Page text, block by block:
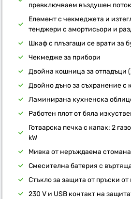
превключваем въздушен
Елемент с чекмеджета и
тенджери с амортисьори и
Шкаф с плъзгащи се врати за
Чекмедже за прибори
Двойна кошница за отпадъци
Двойно дъно за съхранение с
Ламинирана кухненска
Работен плот от бяла
Готварска печка с капак: 2
kW
Мивка от неръждаема
Смесителна батерия с
Стъкло за защита от пръски
230 V и USB контакт на